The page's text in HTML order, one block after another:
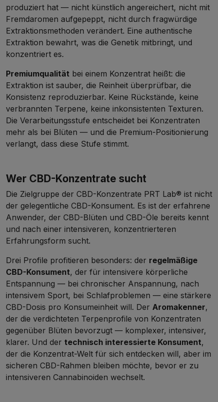
produziert hat — nicht künstlich angereichert, nicht mit
Fremdaromen aufgepeppt, nicht durch fragwürdige
Extraktionsmethoden verändert. Eine authentische
Extraktion bewahrt, was die Genetik mitbringt, und
konzentriert es.
Premiumqualität bei einem Konzentrat heißt: die
Extraktion ist sauber, die Reinheit überprüfbar, die
Konsistenz reproduzierbar. Keine Rückstände, keine
verbrannten Terpene, keine inkonsistenten Texturen.
Die Verarbeitungsstufe entscheidet bei Konzentraten
mehr als bei Blüten — und die Premium-Positionierung
verlangt, dass diese Stufe stimmt.
Wer CBD-Konzentrate sucht
Die Zielgruppe der CBD-Konzentrate PRT Lab® ist nicht
der gelegentliche CBD-Konsument. Es ist der erfahrene
Anwender, der CBD-Blüten und CBD-Öle bereits kennt
und nach einer intensiveren, konzentrierteren
Erfahrungsform sucht.
Drei Profile profitieren besonders: der regelmäßige
CBD-Konsument, der für intensivere körperliche
Entspannung — bei chronischer Anspannung, nach
intensivem Sport, bei Schlafproblemen — eine stärkere
CBD-Dosis pro Konsumeinheit will. Der Aromakenner,
der die verdichteten Terpenprofile von Konzentraten
gegenüber Blüten bevorzugt — komplexer, intensiver,
klarer. Und der technisch interessierte Konsument,
der die Konzentrat-Welt für sich entdecken will, aber im
sicheren CBD-Rahmen bleiben möchte, bevor er zu
intensiveren Cannabinoiden wechselt.